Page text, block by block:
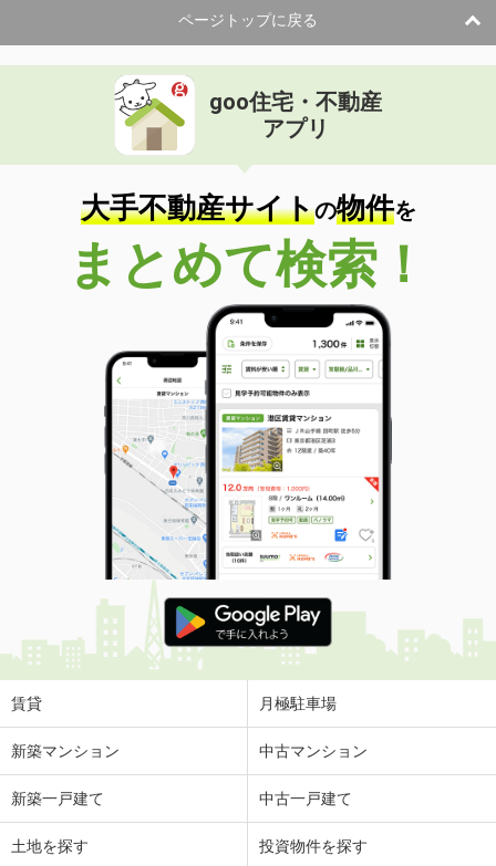
ページトップに戻る
goo住宅・不動産
アプリ
大手不動産サイトの物件を
まとめて検索！
賃貸 月極駐車場
新築マンション 中古マンション
新築一戸建て 中古一戸建て
土地を探す 投資物件を探す